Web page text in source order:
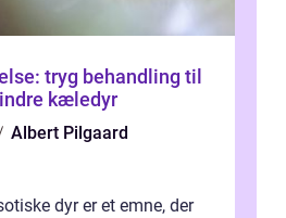
tryg behandling til
kæledyr
Albert Pilgaard
dyr er et emne, der